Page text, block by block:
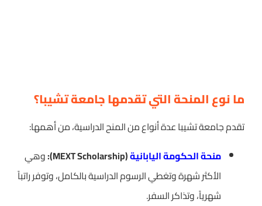
ما نوع المنحة التي تقدمها جامعة تشيبا؟
تقدم جامعة تشيبا عدة أنواع من المنح الدراسية، من أهمها:
منحة الحكومة اليابانية(MEXT Scholarship):
وهي
الأكثر شهرة وتغطي الرسوم الدراسية بالكامل، وتوفر راتباً
شهرياً، وتذاكر السفر.